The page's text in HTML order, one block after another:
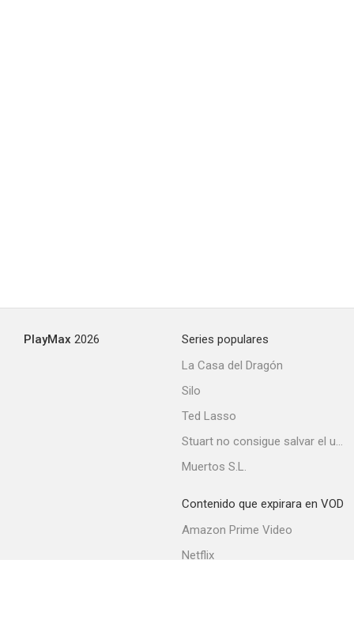
PlayMax 2026
Series populares
La Casa del Dragón
Silo
Ted Lasso
Stuart no consigue salvar el universo
Muertos S.L.
Contenido que expirara en VOD
Amazon Prime Video
Netflix